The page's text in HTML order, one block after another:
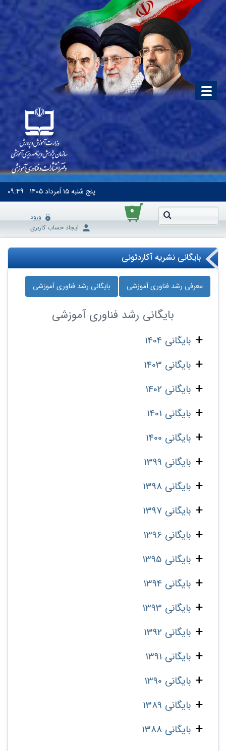
پنج شنبه۱۵ اَمرداد ۱۴۰۵ ۰۹:۴۹
۰
ورود
ایجاد حساب کاربری
بایگانی نشریه آکاردئونی
معرفی رشد فناوری آموزشی بایگانی رشد فناوری آموزشی
بایگانی رشد فناوری آموزشی
بایگانی 1404
بایگانی 1403
بایگانی 1402
بایگانی 1401
بایگانی 1400
بایگانی 1399
بایگانی 1398
بایگانی 1397
بایگانی 1396
بایگانی 1395
بایگانی 1394
بایگانی 1393
بایگانی 1392
بایگانی 1391
بایگانی 1390
بایگانی 1389
بایگانی 1388